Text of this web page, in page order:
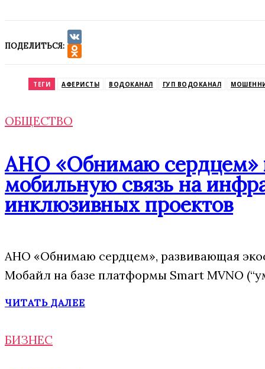
ПОДЕЛИТЬСЯ:
VK
ТЕГИ АФЕРИСТЫ ВОДОКАНАЛ ГУП ВОДОКАНАЛ
ОБЩЕСТВО
АНО «Обнимаю сердцем»
мобильную связь на
инклюзивных проектов
АНО «Обнимаю сердцем», развивающая
Мобайл на базе платформы Smart MVNO
ЧИТАТЬ ДАЛЕЕ
БИЗНЕС